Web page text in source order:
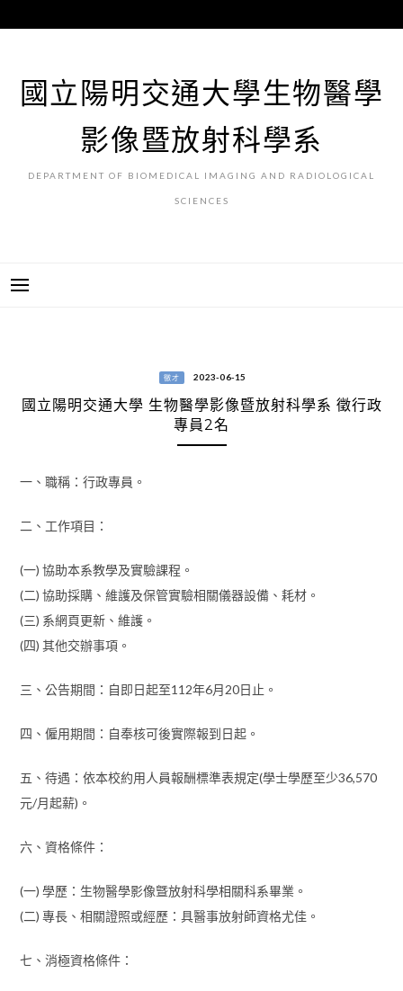
至
國立陽明交通大學生物醫學
影像暨放射科學系
DEPARTMENT OF BIOMEDICAL IMAGING AND RADIOLOGICAL
SCIENCES
徵才 2023-06-15
國立陽明交通大學 生物醫學影像暨放射科學系 徵行政
專員2名
一、職稱：行政專員。
二、工作項目：
(一) 協助本系教學及實驗課程。
(二) 協助採購、維護及保管實驗相關儀器設備、耗材。
(三) 系網頁更新、維護。
(四) 其他交辦事項。
三、公告期間：自即日起至112年6月20日止。
四、僱用期間：自奉核可後實際報到日起。
五、待遇：依本校約用人員報酬標準表規定(學士學歷至少36,570
元/月起薪)。
六、資格條件：
(一) 學歷：生物醫學影像曁放射科學相關科系畢業。
(二) 專長、相關證照或經歷：具醫事放射師資格尤佳。
七、消極資格條件：